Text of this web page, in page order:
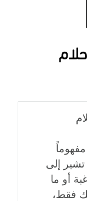
تشير إلى
أو ما
فقط،